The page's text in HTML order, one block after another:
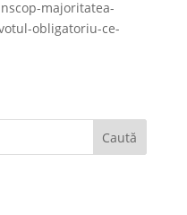
majoritatea-
obligatoriu-ce-
Caută